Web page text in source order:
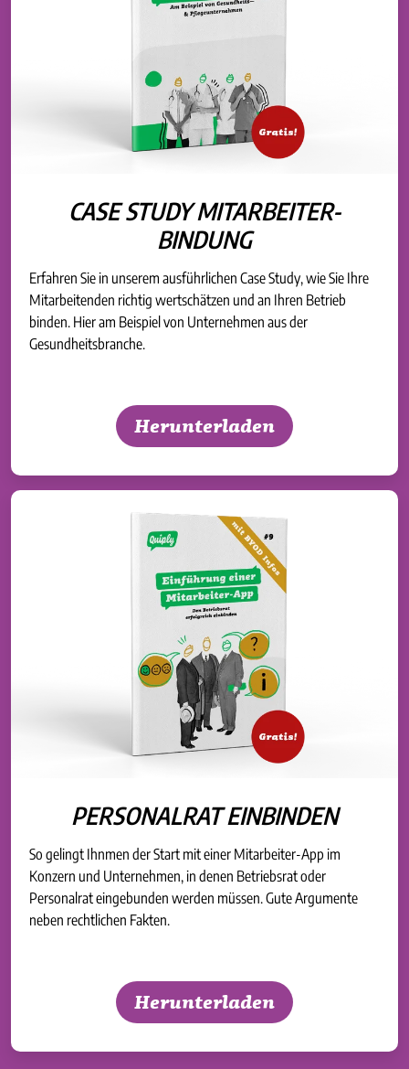
CASE STUDY MITARBEITER-
BINDUNG
Erfahren Sie in unserem ausführlichen Case Study, wie Sie Ihre
Mitarbeitenden richtig wertschätzen und an Ihren Betrieb
binden. Hier am Beispiel von Unternehmen aus der
Gesundheitsbranche.
Herunterladen
PERSONALRAT EINBINDEN
So gelingt Ihnmen der Start mit einer Mitarbeiter-App im
Konzern und Unternehmen, in denen Betriebsrat oder
Personalrat eingebunden werden müssen. Gute Argumente
neben rechtlichen Fakten.
Herunterladen